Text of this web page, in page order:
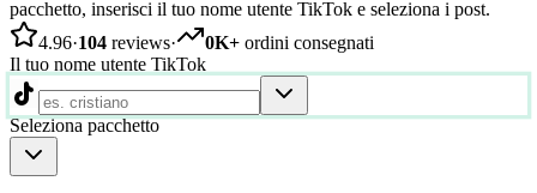
pacchetto, inserisci il tuo nome utente TikTok e seleziona i post.
4.96·104 reviews· 0K+ ordini consegnati
Il tuo nome utente TikTok
Seleziona pacchetto